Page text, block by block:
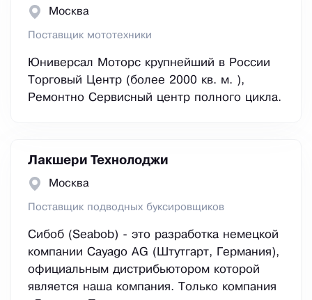
Москва
Поставщик мототехники
Юниверсал Моторс крупнейший в России
Торговый Центр (более 2000 кв. м. ),
Ремонтно Сервисный центр полного цикла.
Лакшери Технолоджи
Москва
Поставщик подводных буксировщиков
Сибоб (Seabob) - это разработка немецкой
компании Cayago AG (Штутгарт, Германия),
официальным дистрибьютором которой
является наша компания. Только компания